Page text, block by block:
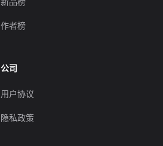
作者榜
公司
用户协议
隐私政策